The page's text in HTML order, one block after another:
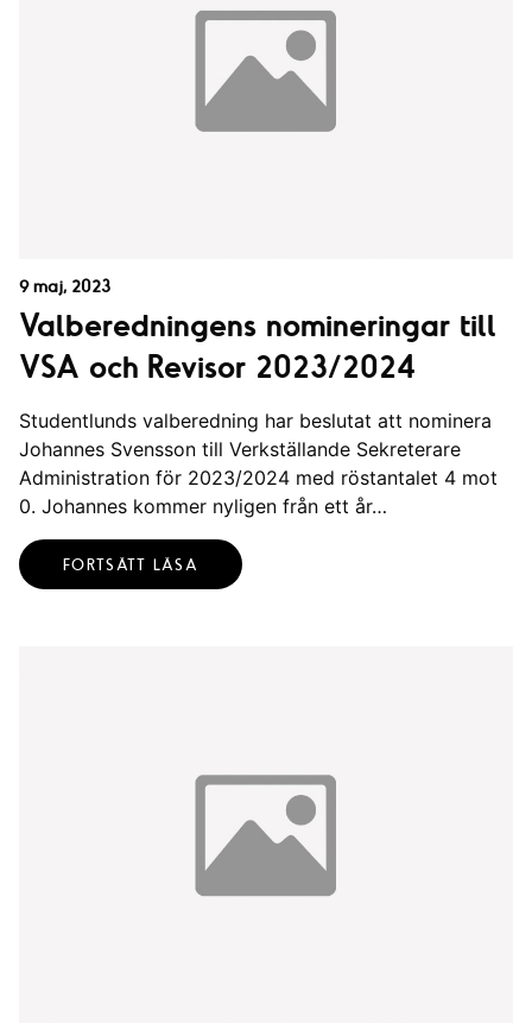
9 maj, 2023
Valberedningens nomineringar till
VSA och Revisor 2023/2024
Studentlunds valberedning har beslutat att nominera
Johannes Svensson till Verkställande Sekreterare
Administration för 2023/2024 med röstantalet 4 mot
0. Johannes kommer nyligen från ett år…
FORTSÄTT LÄSA